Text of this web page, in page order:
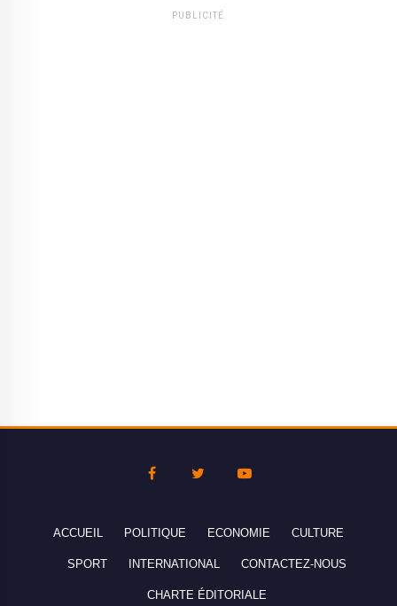
PUBLICITÉ
ACCUEIL POLITIQUE ECONOMIE CULTURE
SPORT INTERNATIONAL CONTACTEZ-NOUS
CHARTE ÉDITORIALE